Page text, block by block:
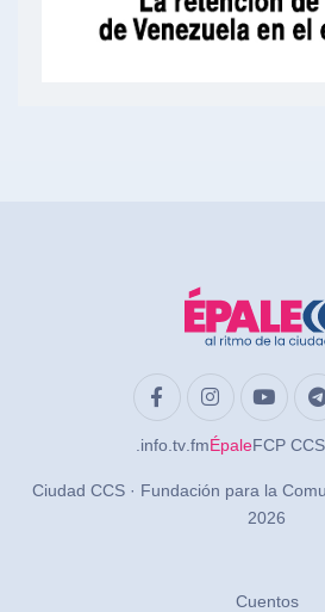
.info .tv .fmÉpaleFCP CCS
Ciudad CCS · Fundación para la
2026
Cuentos